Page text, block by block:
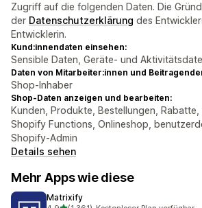
Zugriff auf die folgenden Daten. Die
der Datenschutzerklärung des
Entwicklerin.
Kund:innendaten einsehen:
Sensible Daten, Geräte- und
Daten von Mitarbeiter:innen und
Shop-Inhaber
Shop-Daten anzeigen und bearbeiten:
Kunden, Produkte, Bestellungen,
Shopify Functions, Onlineshop,
Shopify-Admin
Details sehen
Mehr Apps wie diese
Matrixify